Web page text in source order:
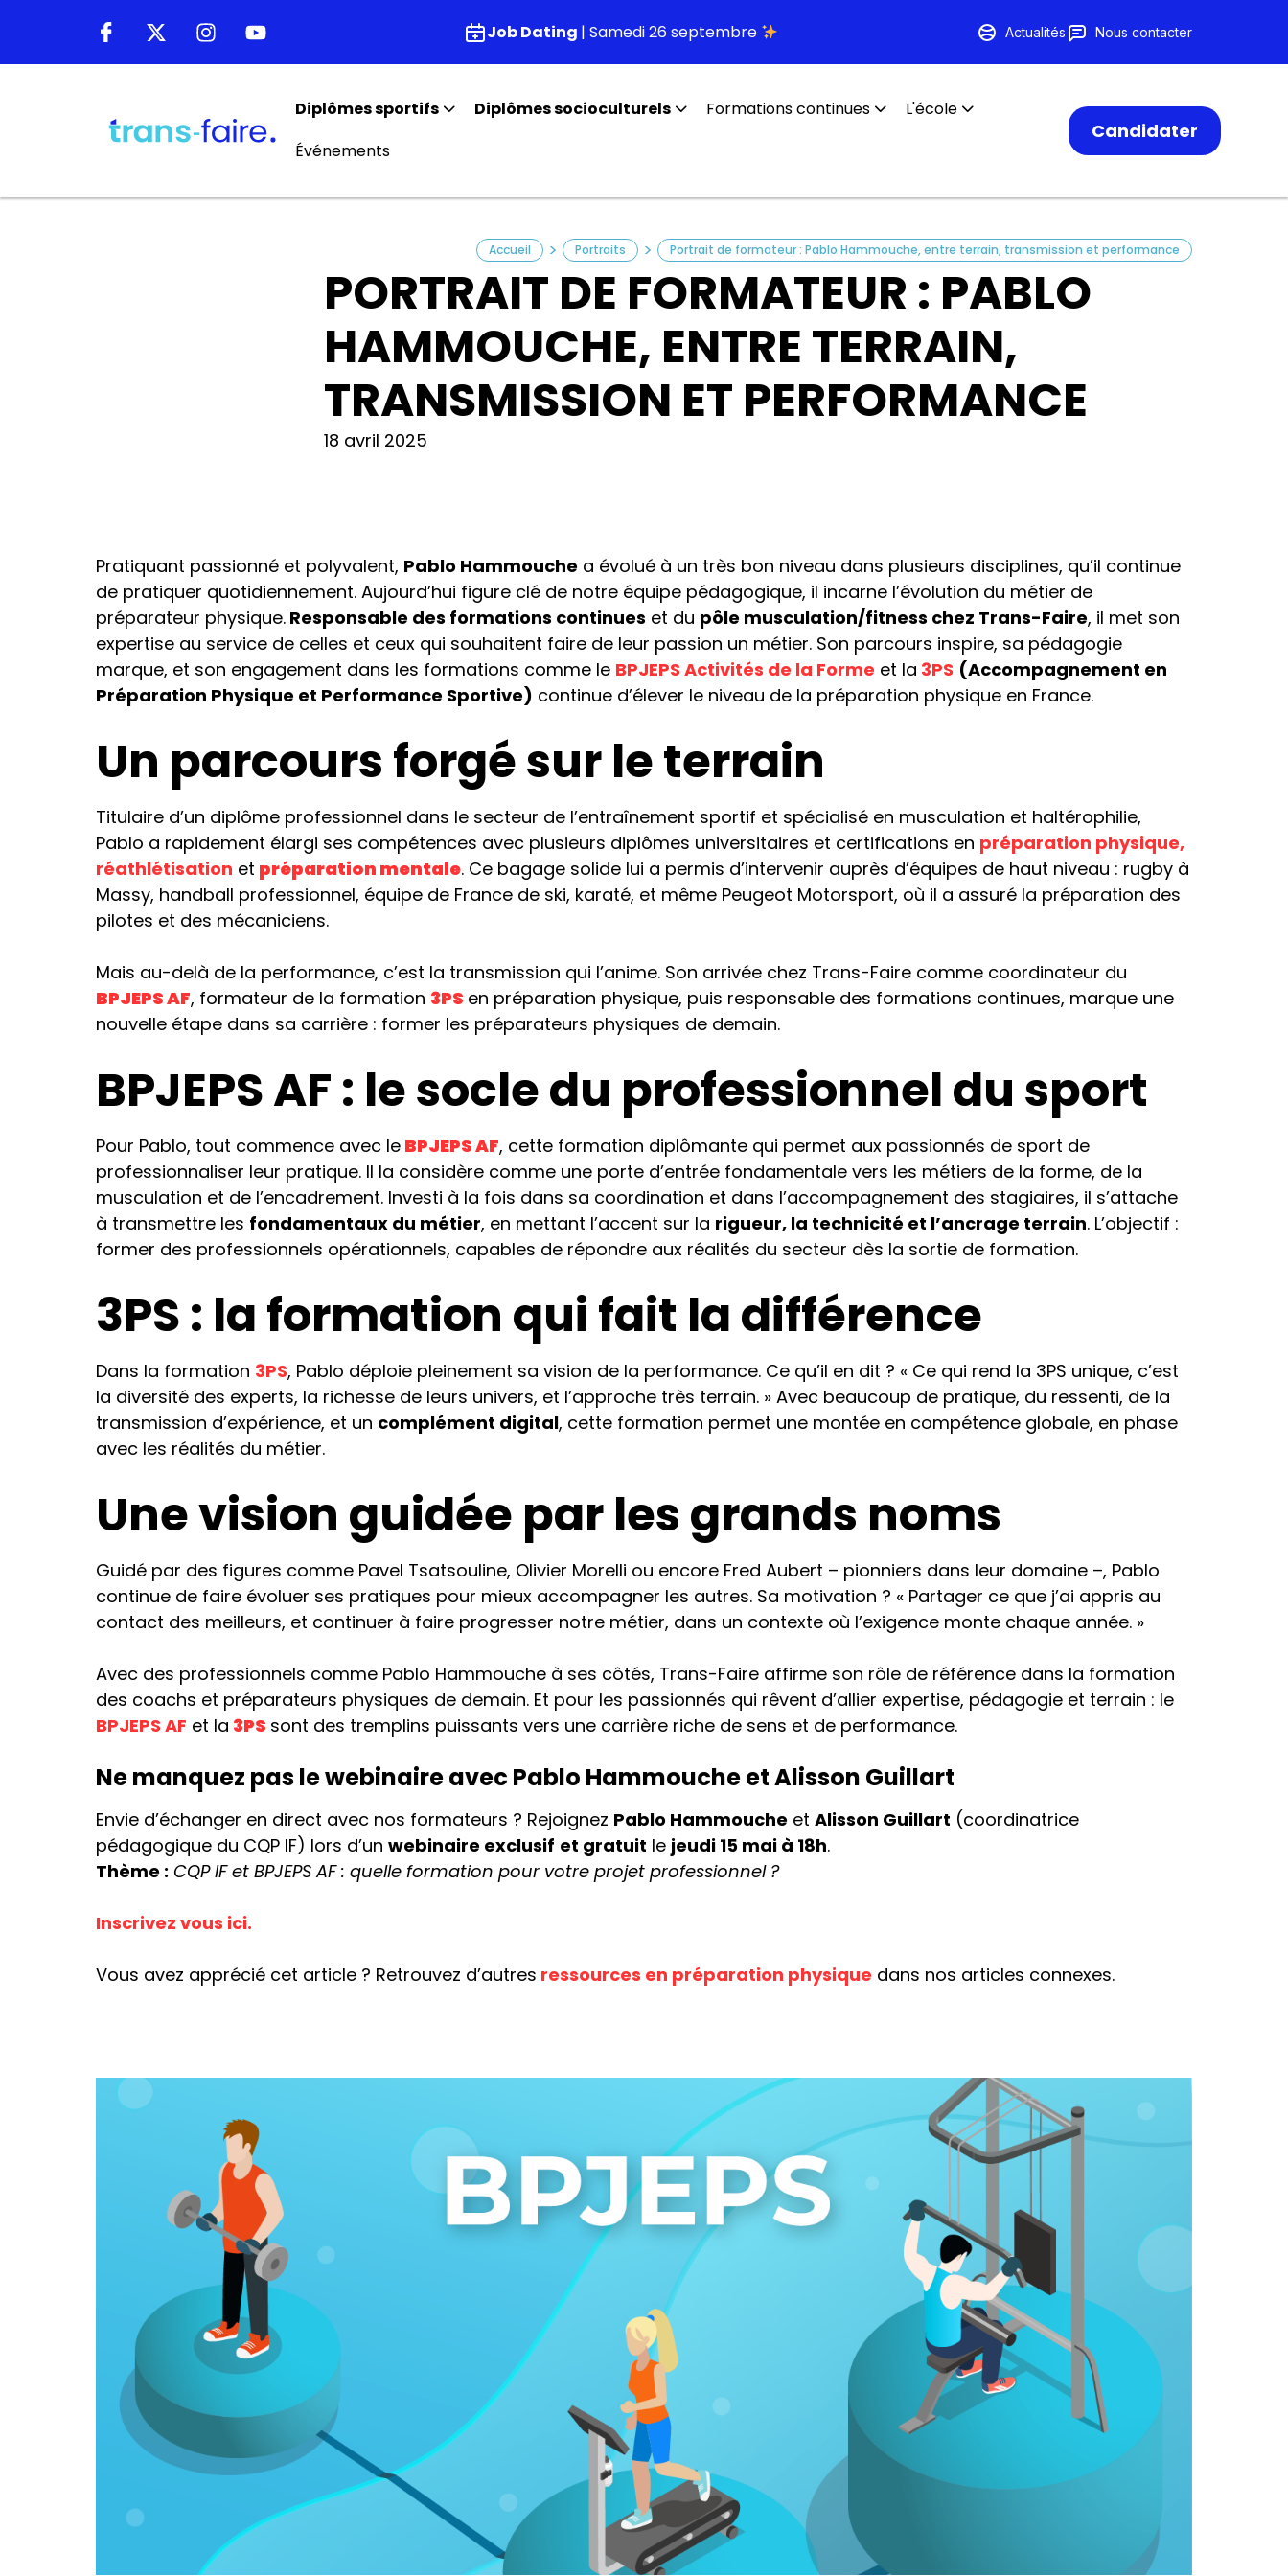
Job Dating | Samedi 26 septembre Actualités Nous contacter
Diplômes sportifs Diplômes socioculturels Formations continues
L'école
Événements
Candidater
Accueil > Portraits > Portrait de formateur : Pablo Hammouche, entre terrain, transmission et performance
PORTRAIT DE FORMATEUR : PABLO
HAMMOUCHE, ENTRE TERRAIN,
TRANSMISSION ET PERFORMANCE
18 avril 2025
Pratiquant passionné et polyvalent, Pablo Hammouche a évolué à un très bon niveau dans plusieurs disciplines, qu’il continue
de pratiquer quotidiennement. Aujourd’hui figure clé de notre équipe pédagogique, il incarne l’évolution du métier de
préparateur physique. Responsable des formations continues et du pôle musculation/fitness chez Trans-Faire, il met son
expertise au service de celles et ceux qui souhaitent faire de leur passion un métier. Son parcours inspire, sa pédagogie
marque, et son engagement dans les formations comme le BPJEPS Activités de la Forme et la 3PS (Accompagnement en
Préparation Physique et Performance Sportive) continue d’élever le niveau de la préparation physique en France.
Un parcours forgé sur le terrain
Titulaire d’un diplôme professionnel dans le secteur de l’entraînement sportif et spécialisé en musculation et haltérophilie,
Pablo a rapidement élargi ses compétences avec plusieurs diplômes universitaires et certifications en préparation physique,
réathlétisation et préparation mentale. Ce bagage solide lui a permis d’intervenir auprès d’équipes de haut niveau : rugby à
Massy, handball professionnel, équipe de France de ski, karaté, et même Peugeot Motorsport, où il a assuré la préparation des
pilotes et des mécaniciens.
Mais au-delà de la performance, c’est la transmission qui l’anime. Son arrivée chez Trans-Faire comme coordinateur du
BPJEPS AF, formateur de la formation 3PS en préparation physique, puis responsable des formations continues, marque une
nouvelle étape dans sa carrière : former les préparateurs physiques de demain.
BPJEPS AF : le socle du professionnel du sport
Pour Pablo, tout commence avec le BPJEPS AF, cette formation diplômante qui permet aux passionnés de sport de
professionnaliser leur pratique. Il la considère comme une porte d’entrée fondamentale vers les métiers de la forme, de la
musculation et de l’encadrement. Investi à la fois dans sa coordination et dans l’accompagnement des stagiaires, il s’attache
à transmettre les fondamentaux du métier, en mettant l’accent sur la rigueur, la technicité et l’ancrage terrain. L’objectif :
former des professionnels opérationnels, capables de répondre aux réalités du secteur dès la sortie de formation.
3PS : la formation qui fait la différence
Dans la formation 3PS, Pablo déploie pleinement sa vision de la performance. Ce qu’il en dit ? « Ce qui rend la 3PS unique, c’est
la diversité des experts, la richesse de leurs univers, et l’approche très terrain. » Avec beaucoup de pratique, du ressenti, de la
transmission d’expérience, et un complément digital, cette formation permet une montée en compétence globale, en phase
avec les réalités du métier.
Une vision guidée par les grands noms
Guidé par des figures comme Pavel Tsatsouline, Olivier Morelli ou encore Fred Aubert – pionniers dans leur domaine –, Pablo
continue de faire évoluer ses pratiques pour mieux accompagner les autres. Sa motivation ? « Partager ce que j’ai appris au
contact des meilleurs, et continuer à faire progresser notre métier, dans un contexte où l’exigence monte chaque année. »
Avec des professionnels comme Pablo Hammouche à ses côtés, Trans-Faire affirme son rôle de référence dans la formation
des coachs et préparateurs physiques de demain. Et pour les passionnés qui rêvent d’allier expertise, pédagogie et terrain : le
BPJEPS AF et la 3PS sont des tremplins puissants vers une carrière riche de sens et de performance.
Ne manquez pas le webinaire avec Pablo Hammouche et Alisson Guillart
Envie d’échanger en direct avec nos formateurs ? Rejoignez Pablo Hammouche et Alisson Guillart (coordinatrice
pédagogique du CQP IF) lors d’un webinaire exclusif et gratuit le jeudi 15 mai à 18h.
Thème : CQP IF et BPJEPS AF : quelle formation pour votre projet professionnel ?
Inscrivez vous ici.
Vous avez apprécié cet article ? Retrouvez d’autres ressources en préparation physique dans nos articles connexes.